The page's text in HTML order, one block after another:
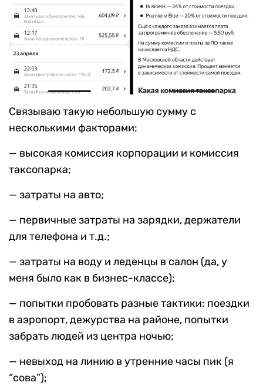
Связываю такую небольшую сумму с
несколькими факторами:
— высокая комиссия корпорации и комиссия
таксопарка;
— затраты на авто;
— первичные затраты на зарядки, держатели
для телефона и т.д.;
— затраты на воду и леденцы в салон (да, у
меня было как в бизнес-классе);
— попытки пробовать разные тактики: поездки
в аэропорт, дежурства на районе, попытки
забрать людей из центра ночью;
— невыход на линию в утренние часы пик (я
“сова”);